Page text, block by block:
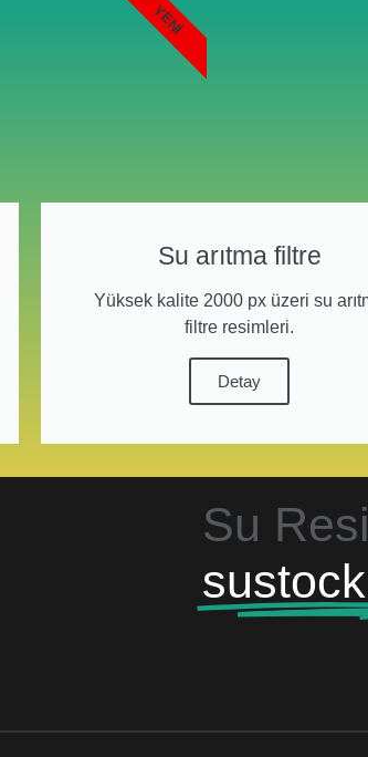
Su arıtma filtre
Yüksek kalite 2000 px üzeri su
filtre resimleri.
Detay
YENI
Su